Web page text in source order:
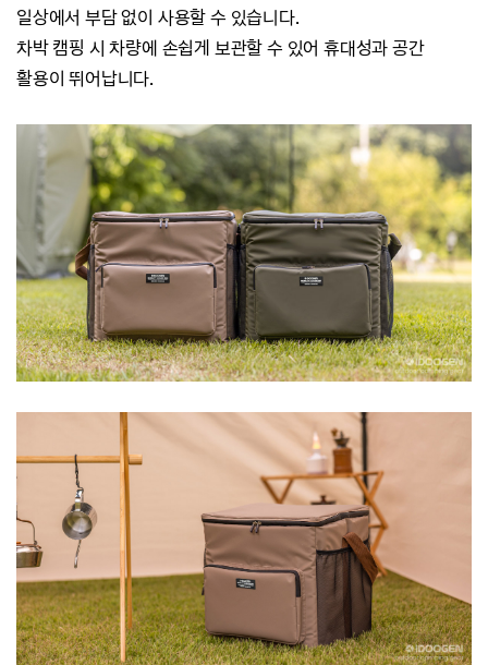
일상에서 부담 없이 사용할 수 있습니다.
차박 캠핑 시 차량에 손쉽게 보관할 수 있어 휴대성과 공간
활용이 뛰어납니다.